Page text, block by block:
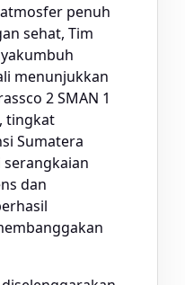
penuh
sehat, Tim
menunjukkan
2 SMAN 1
tingkat
Sumatera
serangkaian
dan